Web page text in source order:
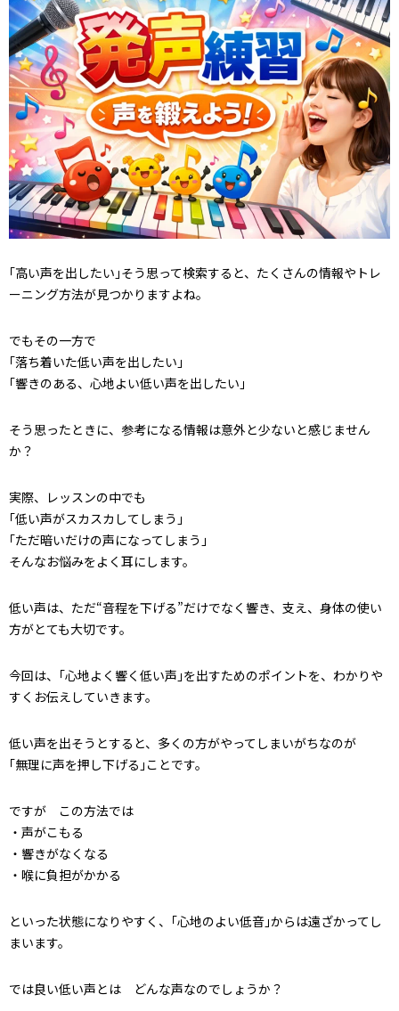
｢高い声を出したい｣そう思って検索すると、たくさんの情報やトレ
ーニング方法が見つかりますよね。
でもその一方で
｢落ち着いた低い声を出したい｣
｢響きのある、心地よい低い声を出したい｣
そう思ったときに、参考になる情報は意外と少ないと感じません
か？
実際、レッスンの中でも
｢低い声がスカスカしてしまう｣
｢ただ暗いだけの声になってしまう｣
そんなお悩みをよく耳にします。
低い声は、ただ“音程を下げる”だけでなく響き、支え、身体の使い
方がとても大切です。
今回は、｢心地よく響く低い声｣を出すためのポイントを、わかりや
すくお伝えしていきます。
低い声を出そうとすると、多くの方がやってしまいがちなのが
｢無理に声を押し下げる｣ことです。
ですが この方法では
・声がこもる
・響きがなくなる
・喉に負担がかかる
といった状態になりやすく、｢心地のよい低音｣からは遠ざかってし
まいます。
では良い低い声とは どんな声なのでしょうか？